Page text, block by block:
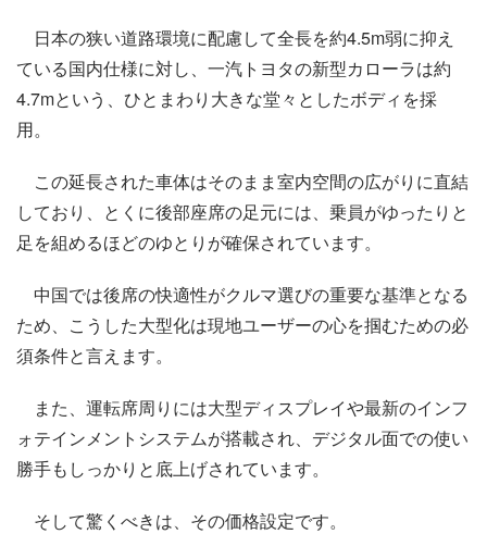
日本の狭い道路環境に配慮して全長を約4.5m弱に抑え
ている国内仕様に対し、一汽トヨタの新型カローラは約
4.7mという、ひとまわり大きな堂々としたボディを採
用。
この延長された車体はそのまま室内空間の広がりに直結
しており、とくに後部座席の足元には、乗員がゆったりと
足を組めるほどのゆとりが確保されています。
中国では後席の快適性がクルマ選びの重要な基準となる
ため、こうした大型化は現地ユーザーの心を掴むための必
須条件と言えます。
また、運転席周りには大型ディスプレイや最新のインフ
ォテインメントシステムが搭載され、デジタル面での使い
勝手もしっかりと底上げされています。
そして驚くべきは、その価格設定です。